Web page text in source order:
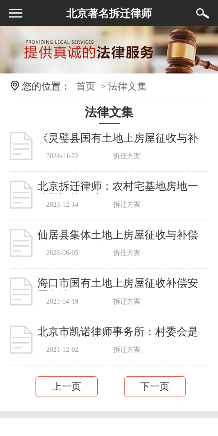
北京著名拆迁律师
您的位置： 首页 > 法律文集
法律文集
《灵璧县国有土地上房屋征收与补
2024-11-22 拆迁方案
北京拆迁律师：农村宅基地房地一
2023-12-14 拆迁方案
仙居县集体土地上房屋征收与补偿
2023-06-05 拆迁方案
海口市国有土地上房屋征收补偿安
2023-04-19 拆迁方案
北京市凯诺律师事务所：村委会是
否有权收回宅基地
2021-12-02 拆迁方案
上一页 下一页